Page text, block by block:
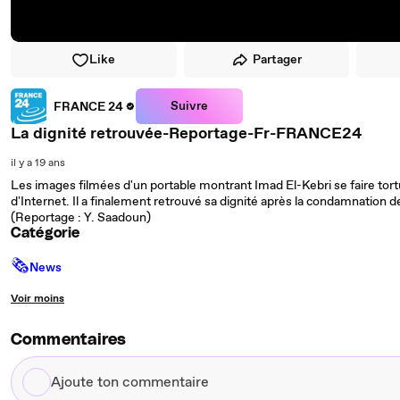
Like Partager
FRANCE 24 Suivre
La dignité retrouvée-Reportage-Fr-FRANCE24
il y a 19 ans
Les images filmées d'un portable montrant Imad El-Kebri se faire
d'Internet. Il a finalement retrouvé sa dignité après la condamnation
(Reportage : Y. Saadoun)
Catégorie
🗞News
Voir moins
Commentaires
Ajoute